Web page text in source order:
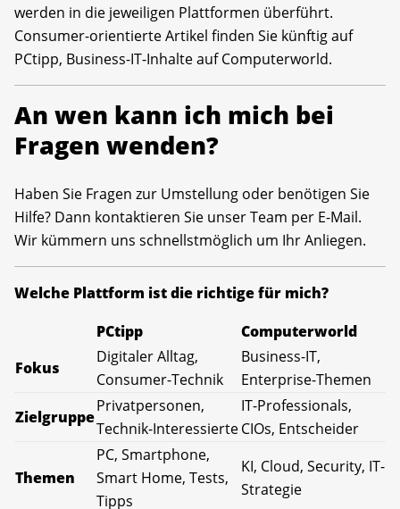
werden in die jeweiligen Plattformen überführt.
Consumer-orientierte Artikel finden Sie künftig auf
PCtipp, Business-IT-Inhalte auf Computerworld.
An wen kann ich mich bei
Fragen wenden?
Haben Sie Fragen zur Umstellung oder benötigen Sie
Hilfe? Dann kontaktieren Sie unser Team per E-Mail.
Wir kümmern uns schnellstmöglich um Ihr Anliegen.
Welche Plattform ist die richtige für mich?
PCtipp
Computerworld
Fokus
Digitaler Alltag,
Consumer-Technik
Business-IT,
Enterprise-Themen
Zielgruppe
Privatpersonen,
Technik-Interessierte
IT-Professionals,
CIOs, Entscheider
Themen
PC, Smartphone,
Smart Home, Tests,
Tipps
KI, Cloud, Security, IT-
Strategie